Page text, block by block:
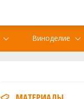
Виноделие